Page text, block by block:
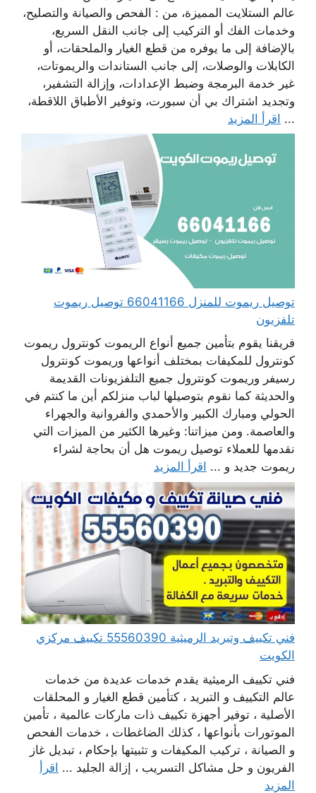
عالم الستلايت المميزة، من : الفحص والصيانة والتصليح،
وخدمات الفك أو التركيب إلى جانب النقل السريع،
بالإضافة إلى ما يوفره من قطع الغيار والملحقات، أو
الكابلات والوصلات، إلى جانب الستاندات والريموتات،
غير خدمة البرمجة وضبط الإعدادات، وإزالة التشفير،
وتجديد اشتراك بي أن سبورت، وتوفير الأطباق اللاقطة،
... اقرأ المزيد
توصيل ريموت للمنزل 66041166 توصيل ريموت
تلفزيون
فريقنا يقوم بتأمين جميع أنواع الريموت كونترول ريموت
كونترول للمكيفات بمختلف أنواعها وريموت كونترول
رسيفر وريموت كونترول جميع التلفزيونات القديمة
والحديثة كما نقوم بتوصيلها لباب منزلكم أين ما كنتم في
الحولي ومبارك الكبير والأحمدي والفروانية والجهراء
والعاصمة. ومن ميزاتنا: وغيرها الكثير من الميزات التي
نقدمها للعملاء توصيل ريموت هل أن بحاجة لشراء
ريموت جديد و ... اقرأ المزيد
فني تكييف وتبريد الرميثية 55560390 تكييف مركزي
الكويت
فني تكييف الرميثية يقدم خدمات عديدة من خدمات
عالم التكييف و التبريد ، كتأمين قطع الغيار و المحلقات
الأصلية ، توفير أجهزة تكييف ذات ماركات عالمية ، تأمين
الموتورات بأنواعها ، كذلك الضاغطات ، خدمات الفحص
و الصيانة ، تركيب المكيفات و تثبيتها بإحكام ، تبديل غاز
الفريون و حل مشاكل التسريب ، إزالة الجليد ... اقرأ
المزيد